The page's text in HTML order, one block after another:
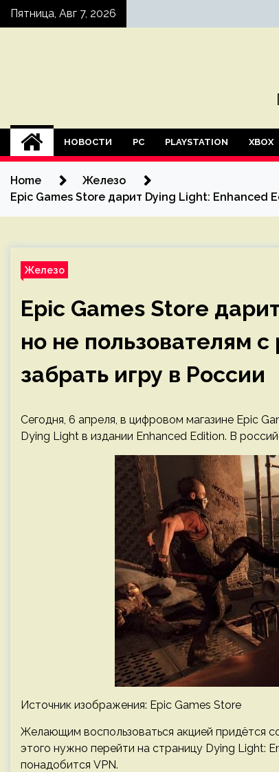
SkipПятница, Авг 7, 2026
НОВОСТИ PC PLAYSTATION XBOX
Home
Железо
Epic Games Store дарит Dying Light: Enhanced
Железо
Epic Games Store
но не пользователям
забрать игру в России
Сегодня, 6 апреля, в цифровом магазине Epic
Dying Light в издании Enhanced Edition. В
Источник изображения: Epic Games Store
Желающим воспользоваться акцией придётся
этого нужно перейти на страницу Dying Light:
понадобится VPN.